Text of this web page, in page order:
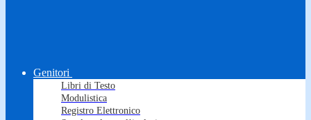
Genitori
Libri di Testo
Modulistica
Registro Elettronico